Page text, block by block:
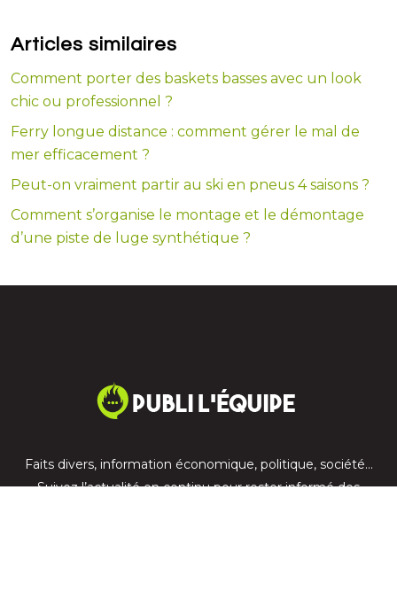
Articles similaires
Comment porter des baskets basses avec un look
chic ou professionnel ?
Ferry longue distance : comment gérer le mal de
mer efficacement ?
Peut-on vraiment partir au ski en pneus 4 saisons ?
Comment s’organise le montage et le démontage
d’une piste de luge synthétique ?
Faits divers, information économique, politique, société…
Suivez l’actualité en continu pour rester informé des